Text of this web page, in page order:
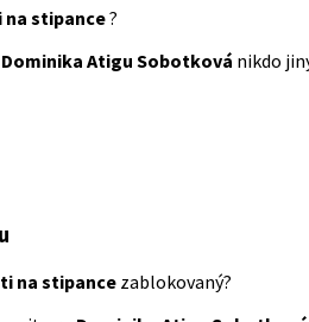
na stipance?
Dominika Atigu Sobotková nikdo
na stipance zablokovaný?